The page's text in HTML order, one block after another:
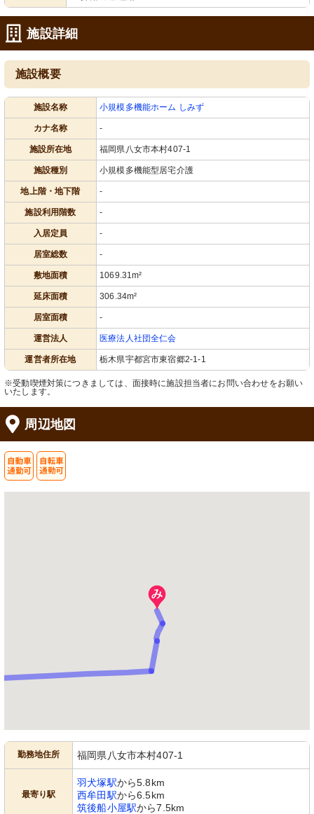
施設詳細
施設概要
施設名称 小規模多機能ホーム しみず
カナ名称 -
施設所在地 福岡県八女市本村407-1
施設種別 小規模多機能型居宅介護
地上階・地下階 -
施設利用階数 -
入居定員 -
居室総数 -
敷地面積 1069.31m²
延床面積 306.34m²
居室面積 -
運営法人 医療法人社団全仁会
運営者所在地 栃木県宇都宮市東宿郷2-1-1
※受動喫煙対策につきましては、面接時に施設担当者にお問い合わせをお願い
いたします。
周辺地図
勤務地住所 福岡県八女市本村407-1
最寄り駅
羽犬塚駅から5.8km
西牟田駅から6.5km
筑後船小屋駅から7.5km